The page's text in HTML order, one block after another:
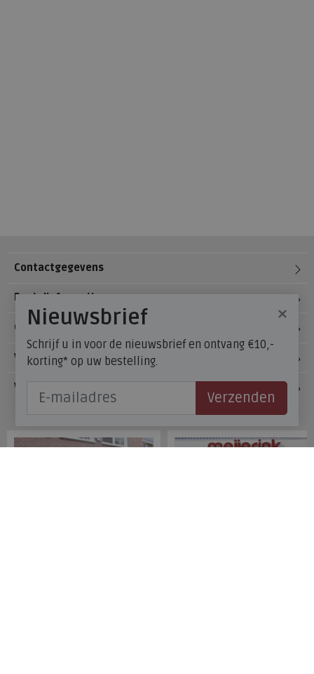
Contactgegevens
Bestelinformatie
Over Meijerink Schoenen
Voetzorg
Veelgestelde vragen
×
Nieuwsbrief
Schrijf u in voor de nieuwsbrief en ontvang €10,-
korting* op uw bestelling.
Verzenden